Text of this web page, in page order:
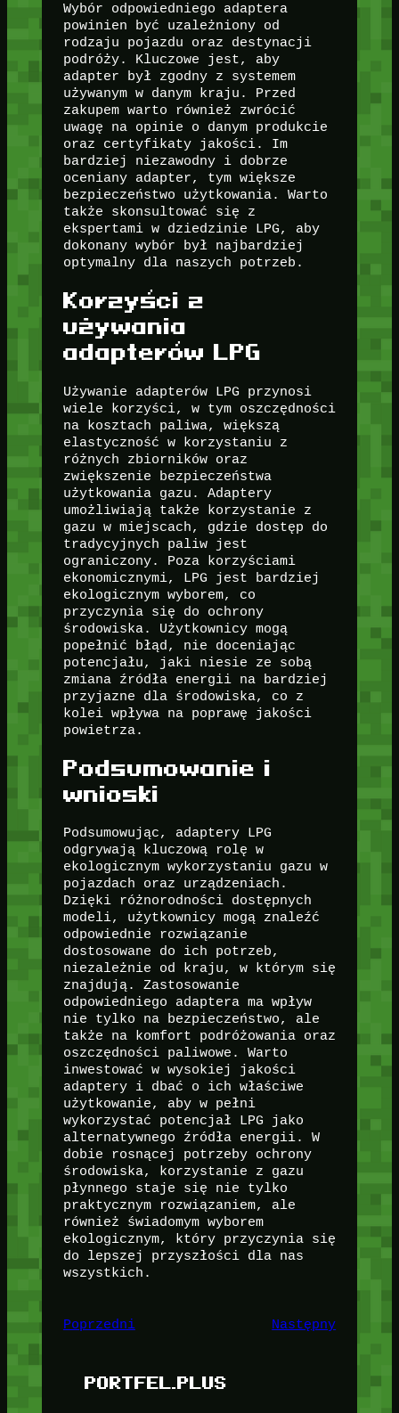
Wybór odpowiedniego adaptera
powinien być uzależniony od
rodzaju pojazdu oraz destynacji
podróży. Kluczowe jest, aby
adapter był zgodny z systemem
używanym w danym kraju. Przed
zakupem warto również zwrócić
uwagę na opinie o danym produkcie
oraz certyfikaty jakości. Im
bardziej niezawodny i dobrze
oceniany adapter, tym większe
bezpieczeństwo użytkowania. Warto
także skonsultować się z
ekspertami w dziedzinie LPG, aby
dokonany wybór był najbardziej
optymalny dla naszych potrzeb.
Korzyści z
używania
adapterów LPG
Używanie adapterów LPG przynosi
wiele korzyści, w tym oszczędności
na kosztach paliwa, większą
elastyczność w korzystaniu z
różnych zbiorników oraz
zwiększenie bezpieczeństwa
użytkowania gazu. Adaptery
umożliwiają także korzystanie z
gazu w miejscach, gdzie dostęp do
tradycyjnych paliw jest
ograniczony. Poza korzyściami
ekonomicznymi, LPG jest bardziej
ekologicznym wyborem, co
przyczynia się do ochrony
środowiska. Użytkownicy mogą
popełnić błąd, nie doceniając
potencjału, jaki niesie ze sobą
zmiana źródła energii na bardziej
przyjazne dla środowiska, co z
kolei wpływa na poprawę jakości
powietrza.
Podsumowanie i
wnioski
Podsumowując, adaptery LPG
odgrywają kluczową rolę w
ekologicznym wykorzystaniu gazu w
pojazdach oraz urządzeniach.
Dzięki różnorodności dostępnych
modeli, użytkownicy mogą znaleźć
odpowiednie rozwiązanie
dostosowane do ich potrzeb,
niezależnie od kraju, w którym się
znajdują. Zastosowanie
odpowiedniego adaptera ma wpływ
nie tylko na bezpieczeństwo, ale
także na komfort podróżowania oraz
oszczędności paliwowe. Warto
inwestować w wysokiej jakości
adaptery i dbać o ich właściwe
użytkowanie, aby w pełni
wykorzystać potencjał LPG jako
alternatywnego źródła energii. W
dobie rosnącej potrzeby ochrony
środowiska, korzystanie z gazu
płynnego staje się nie tylko
praktycznym rozwiązaniem, ale
również świadomym wyborem
ekologicznym, który przyczynia się
do lepszej przyszłości dla nas
wszystkich.
Poprzedni Następny
PORTFEL.PLUS